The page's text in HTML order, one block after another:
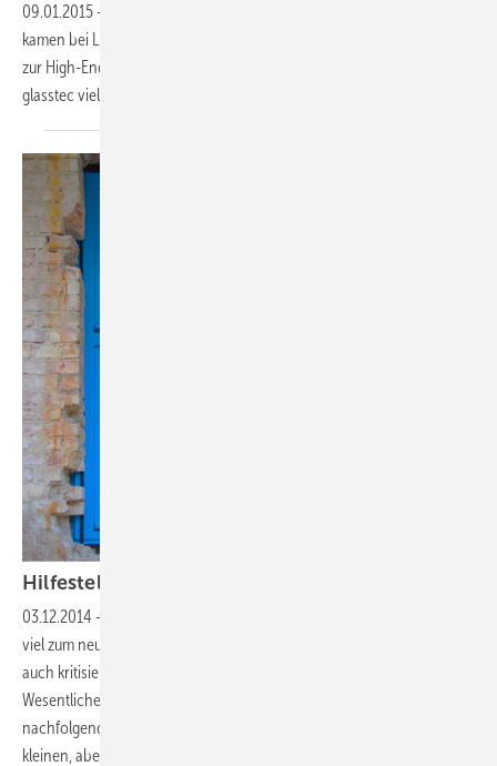
09.01.2015 -
kamen bei Lisec auf ihre Kosten: Von der Einsteigermaschine bis hin
zur High-End-Linie – für alle Verarbeiter gab es am Stand auf der
glasstec viel Neues zu
Hilfestellungen im
03.12.2014 -
viel zum neuen RAL-Leitfaden zur Montage geschrieben und dabei
auch kritisiert worden. Vielleicht hat gerade Letzteres den Blick auf das
Wesentliche, die Hilfestellungen im Detail, versperrt. Die
nachfolgenden Erläuterungen von Ralf Spiekers beleuchten die
kleinen, aber feinen neuen